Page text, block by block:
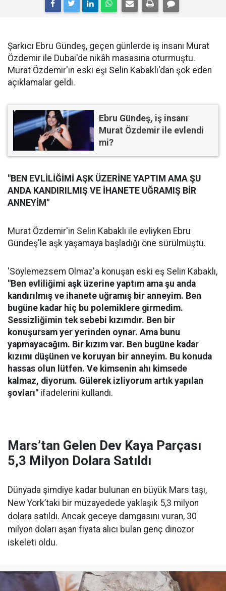
Şarkıcı Ebru Gündeş, geçen günlerde iş insanı Murat
Özdemir ile Dubai'de nikâh masasına oturmuştu.
Murat Özdemir'in eski eşi Selin Kabaklı'dan şok eden
açıklamalar geldi.
Ebru Gündeş, iş insanı
Murat Özdemir ile evlendi
mi?
"BEN EVLİLİĞİMİ AŞK ÜZERİNE YAPTIM AMA ŞU
ANDA KANDIRILMIŞ VE İHANETE UĞRAMIŞ BİR
ANNEYİM"
Murat Özdemir'in Selin Kabaklı ile evliyken Ebru
Gündeş'le aşk yaşamaya başladığı öne sürülmüştü.
'Söylemezsem Olmaz'a konuşan eski eş Selin Kabaklı,
"Ben evliliğimi aşk üzerine yaptım ama şu anda
kandırılmış ve ihanete uğramış bir anneyim. Ben
bugüne kadar hiç bu polemiklere girmedim.
Sessizliğimin tek sebebi kızımdır. Ben bir
konuşursam yer yerinden oynar. Ama bunu
yapmayacağım. Bir kızım var. Ben bugüne kadar
kızımı düşünen ve koruyan bir anneyim. Bu konuda
hassas olun lütfen. Ve kimsenin ahı kimsede
kalmaz, diyorum. Gülerek izliyorum artık yapılan
şovları" ifadelerini kullandı.
Mars’tan Gelen Dev Kaya Parçası
5,3 Milyon Dolara Satıldı
Dünyada şimdiye kadar bulunan en büyük Mars taşı,
New York’taki bir müzayedede yaklaşık 5,3 milyon
dolara satıldı. Ancak geceye damgasını vuran, 30
milyon doları aşan fiyata alıcı bulan genç dinozor
iskeleti oldu.